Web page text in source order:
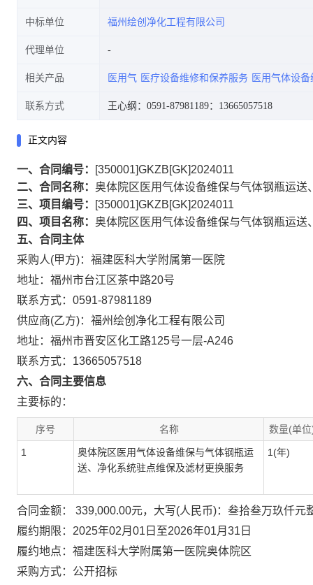
中标单位 福州绘创净化工程有限公司
代理单位
相关产品 医用气 医疗设备维修和保养服务 医用气体设
联系方式 王心纲：0591-87981189：13665057518
正文内容
一、合同编号：
[350001]GKZB[GK]2024011
二、合同名称： 奥体院区医用气体设备维保与气体钢瓶运
三、项目编号：
[350001]GKZB[GK]2024011
四、项目名称： 奥体院区医用气体设备维保与气体钢瓶运
五、合同主体
采购人(甲方)：福建医科大学附属第一医院
地址：福州市台江区茶中路20号
联系方式：0591-87981189
供应商(乙方)：福州绘创净化工程有限公司
地址：福州市晋安区化工路125号一层-A246
联系方式：13665057518
六、合同主要信息
主要标的：
序号 名称 数量(单
1
奥体院区医用气体设备维保与气体钢瓶运
送、净化系统驻点维保及滤材更换服务
1(年)
合同金额： 339,000.00元，大写(人民币)：叁拾叁万玖仟元
履约期限：2025年02月01日至2026年01月31日
履约地点：福建医科大学附属第一医院奥体院区
采购方式：公开招标